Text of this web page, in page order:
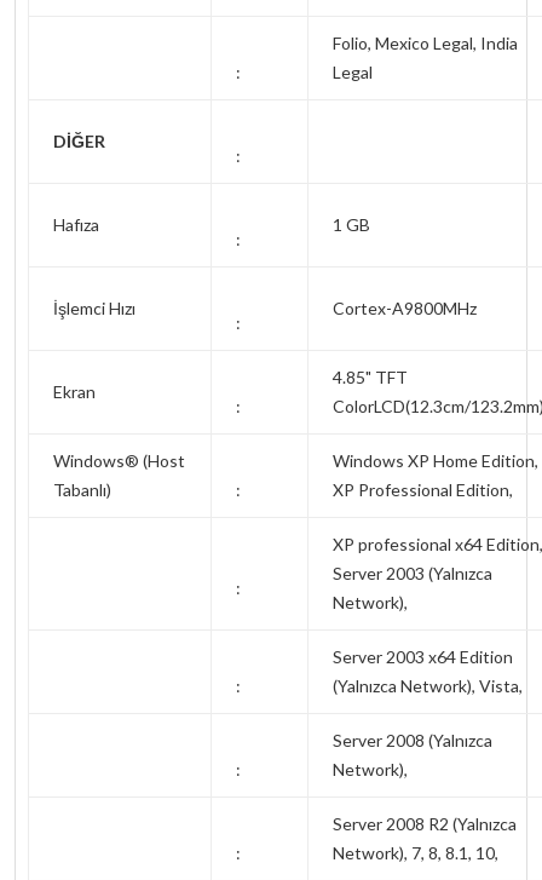
:
Folio, Mexico Legal, India
Legal
DİĞER
:
Hafıza
:
1 GB
İşlemci Hızı
:
Cortex-A9800MHz
Ekran
:
4.85" TFT
ColorLCD(12.3cm/
Windows® (Host
Tabanlı)
:
Windows XP Home Edition,
XP Professional Edition,
:
XP professional x64 Edition,
Server 2003 (Yalnızca
Network),
:
Server 2003 x64 Edition
(Yalnızca Network), Vista,
:
Server 2008 (Yalnızca
Network),
:
Server 2008 R2 (Yalnızca
Network), 7, 8, 8.1, 10,